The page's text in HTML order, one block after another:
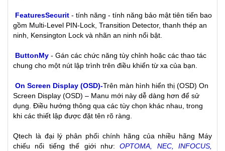
FeaturesSecurit - tính năng - tính năng bảo mật tiên tiến bao
gồm Multi-Level PIN-Lock, Transition Detector, thanh thép an
ninh, Kensington Lock và nhãn an ninh nổi bật.
ButtonMy - Gán các chức năng tùy chỉnh hoặc các thao tác
chung cho một nút lập trình trên điều khiển từ xa của bạn.
On Screen Display (OSD)-Trên màn hình hiển thị (OSD) On
Screen Display (OSD) – Manu mới này dễ dàng hơn để sử
dụng. Điều hướng thông qua các tùy chọn khác nhau, trong
khi các thiết lập được đặt tên rõ ràng.
Qtech là đại lý phân phối chính hãng của nhiều hãng Máy
chiếu nổi tiếng thế giới như:OPTOMA, NEC, INFOCUS,